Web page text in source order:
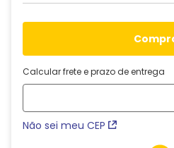
Calcular frete e prazo de entrega
Não sei meu CEP